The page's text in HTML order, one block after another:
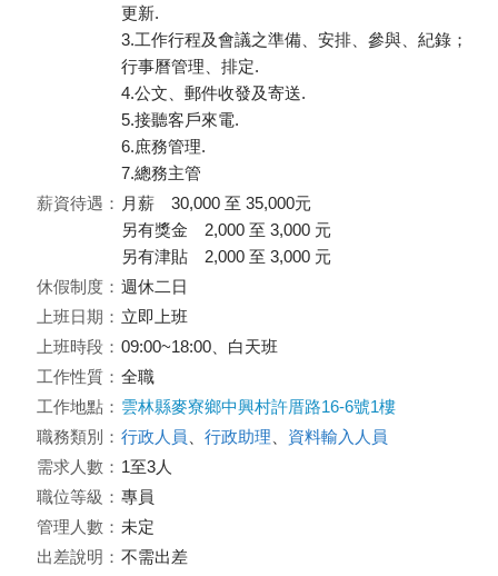
更新.
3.工作行程及會議之準備、安排、參與、紀錄；
行事曆管理、排定.
4.公文、郵件收發及寄送.
5.接聽客戶來電.
6.庶務管理.
7.總務主管
薪資待遇： 月薪 30,000 至 35,000元
另有獎金 2,000 至 3,000 元
另有津貼 2,000 至 3,000 元
休假制度： 週休二日
上班日期： 立即上班
上班時段： 09:00~18:00、白天班
工作性質： 全職
工作地點： 雲林縣麥寮鄉中興村許厝路16-6號1樓
職務類別： 行政人員 行政助理
資料輸入人員
需求人數： 1至3人
職位等級： 專員
管理人數： 未定
出差說明： 不需出差